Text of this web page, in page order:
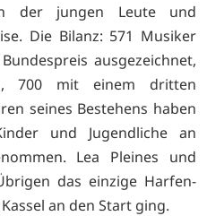
der jungen Leute und
Die Bilanz: 571 Musiker
ausgezeichnet,
700 mit einem dritten
seines Bestehens haben
und Jugendliche an
Lea Pleines und
das einzige Harfen-
an den Start ging.